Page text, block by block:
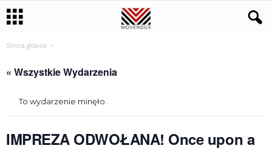
Strona główna
« Wszystkie Wydarzenia
To wydarzenie minęło.
IMPREZA ODWOŁANA! Once upon a